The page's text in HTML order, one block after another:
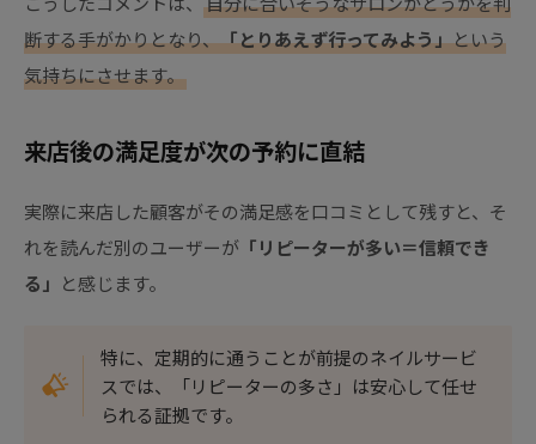
断する手がかりとなり、「とりあえず行ってみよう」という
気持ちにさせます。
来店後の満足度が次の予約に直結
実際に来店した顧客がその満足感を口コミとして残すと、そ
れを読んだ別のユーザーが 「リピーターが多い＝信頼でき
る」 と感じます。
特に、定期的に通うことが前提のネイルサービ
スでは、「リピーターの多さ」は安心して任せ
られる証拠です。